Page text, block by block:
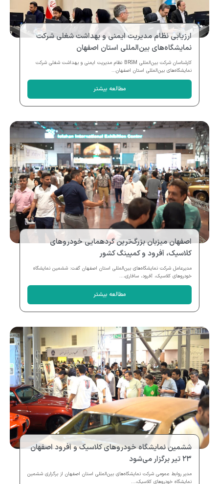
ارزیابی نظام مدیریت ایمنی و بهداشت شغلی شرکت
نمایشگاه‌های بین‌المللی استان اصفهان
کارشناسان شرکت بین‌المللی BRSM نظام مدیریت ایمنی و بهداشت شغلی شرکت
نمایشگاه‌های بین‌المللی استان اصفهان...
مطالعه بیشتر
اصفهان میزبان بزرگ‌ترین گردهمایی خودروهای
کلاسیک، آفرود و کمپینگ کشور
مدیرعامل شرکت نمایشگاه‌های بین‌المللی استان اصفهان گفت: ششمین نمایشگاه
خودروهای کلاسیک، آفرود، سافاری،...
مطالعه بیشتر
ششمین نمایشگاه خودروهای کلاسیک و آفرود اصفهان
۲۳ تیر برگزار می‌شود
مدیر روابط عمومی شرکت نمایشگاه‌های بین‌المللی استان اصفهان از برگزاری ششمین
نمایشگاه خودروهای کلاسیک،...